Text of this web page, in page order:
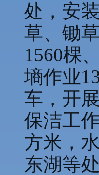
处，安
草、锄
1560棵
墒作业
车，开
保洁工
方米，
东湖等